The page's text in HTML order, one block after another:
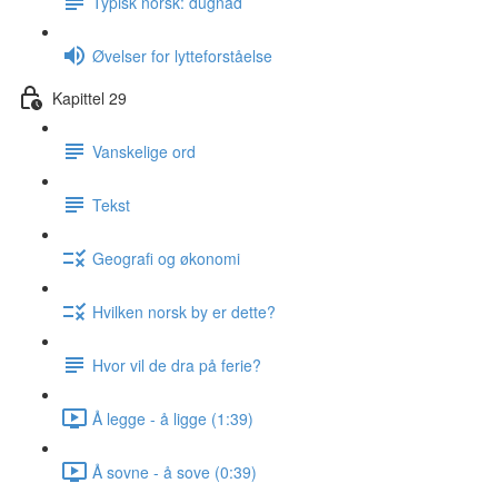
Øvelser for lytteforståelse
Kapittel 29
Vanskelige ord
Tekst
Geografi og økonomi
Hvilken norsk by er dette?
Hvor vil de dra på ferie?
Å legge - å ligge (1:39)
Å sovne - å sove (0:39)